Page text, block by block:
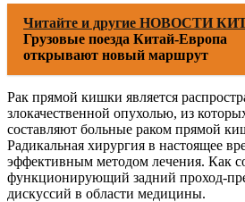
Читайте и другие НОВОСТИ
Грузовые поезда Китай-Европа
открывают новый маршрут
Рак прямой кишки является
злокачественной опухолью, из
составляют больные раком прямой
Радикальная хирургия в настоящее
эффективным методом лечения. Как
функционирующий задний проход-
дискуссий в области медицины.